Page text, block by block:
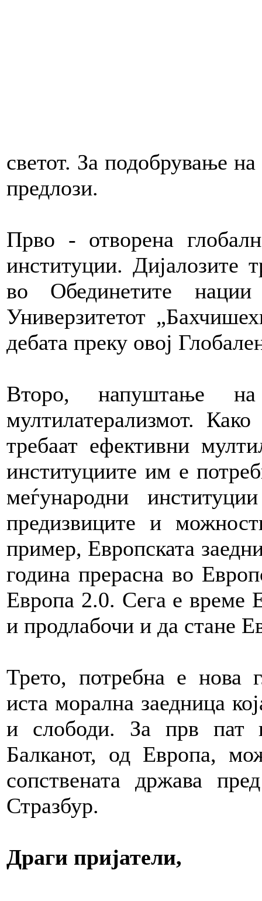
светот. За подобрување
предлози.
Прво - отворена
институции. Дијалозите
во Обединетите
Универзитетот
дебата преку овој
Второ, напуштање
мултилатерализмот.
требаат ефективни
институциите им е
меѓународни
предизвиците и
пример, Европската
година прерасна во
Европа 2.0. Сега е време
и продлабочи и да стане
Трето, потребна е нова
иста морална заедница
и слободи. За прв пат
Балканот, од Европа,
сопствената држава
Стразбур.
Драги пријатели,